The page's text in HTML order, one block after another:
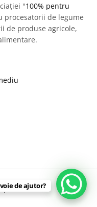
"100% pentru
procesatorii de legume
de produse agricole,
de ajutor?